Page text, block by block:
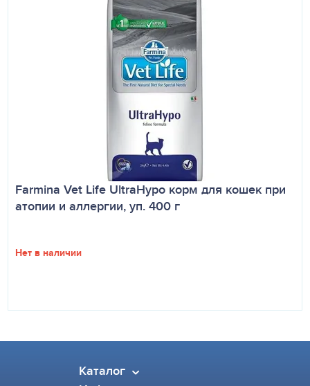
Farmina Vet Life UltraHypo корм для кошек при
атопии и аллергии, уп. 400 г
Нет в наличии
Каталог